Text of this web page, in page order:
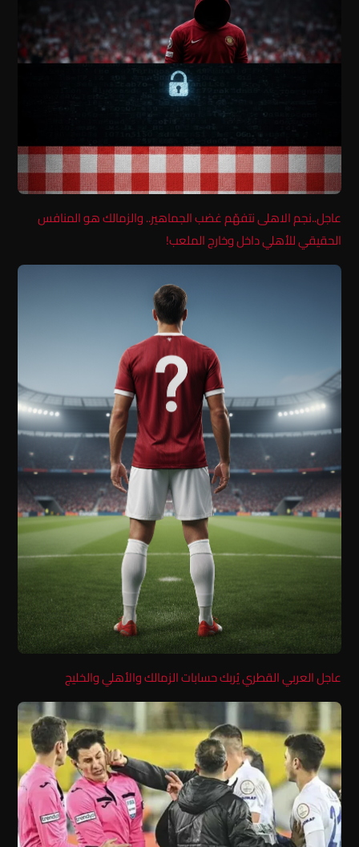
عاجل..نجم الاهلى نتفهّم غضب الجماهير.. والزمالك هو المنافس
الحقيقي للأهلي داخل وخارج الملعب!
عاجل العربي القطري يُربك حسابات الزمالك والأهلي والخليج